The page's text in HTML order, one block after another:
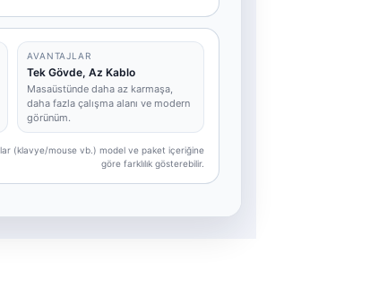
AVANTAJLAR
Tek Gövde, Az Kablo
Masaüstünde daha az karmaşa,
daha fazla çalışma alanı ve modern
görünüm.
(klavye/mouse vb.) model ve paket içeriğine
göre farklılık gösterebilir.